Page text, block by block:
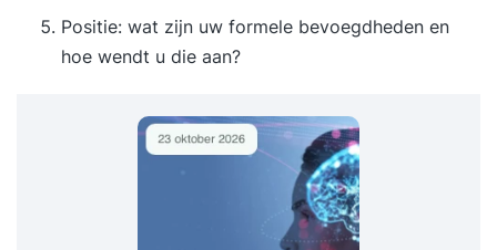
Positie: wat zijn uw formele bevoegdheden en
hoe wendt u die aan?